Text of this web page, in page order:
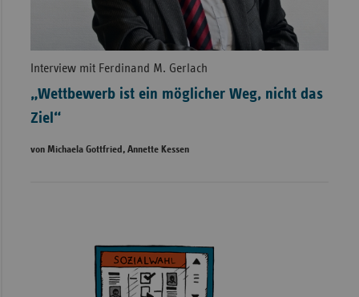
Interview mit Ferdinand M. Gerlach
„Wettbewerb ist ein möglicher Weg, nicht das
Ziel“
von Michaela Gottfried, Annette Kessen